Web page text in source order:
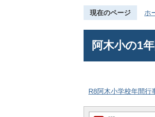
現在のページ ホ
阿木小の1
R8阿木小学校年間行